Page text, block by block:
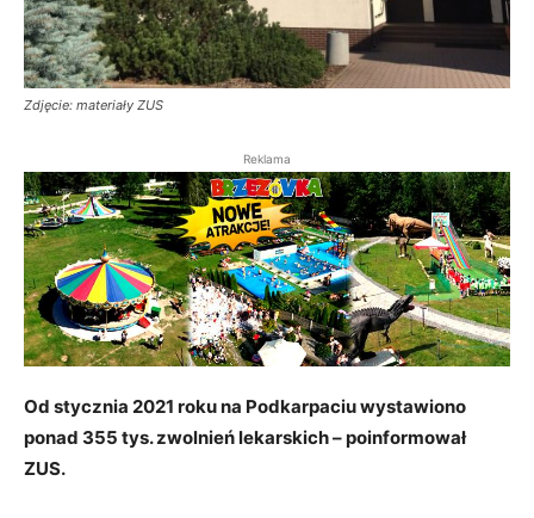
Zdjęcie: materiały ZUS
Reklama
Od stycznia 2021 roku na Podkarpaciu wystawiono
ponad 355 tys. zwolnień lekarskich – poinformował
ZUS.